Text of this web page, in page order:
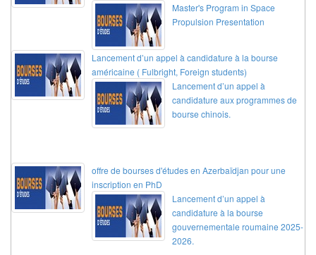
Master's Program in Space
Propulsion Presentation
Lancement d’un appel à candidature à la bourse
américaine ( Fulbright, Foreign students)
Lancement d’un appel à
candidature aux programmes de
bourse chinois.
offre de bourses d'études en Azerbaïdjan pour une
inscription en PhD
Lancement d’un appel à
candidature à la bourse
gouvernementale roumaine 2025-
2026.